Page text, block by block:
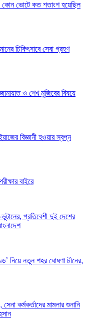
কোন ভোটে কত শতাংশ হয়েছিল
চিকিৎসাবে সেবা গ্রহণ
ও শেখ মুজিবের বিষয়ে
বিজ্ঞানী হওয়ার স্বপ্ন
বাইরে
প্রতিবেশী দুই দেশের
নিয়ে নতুন শহর ঘোষণা চীনের,
কর্মকর্তাদের মামলার শুনানি